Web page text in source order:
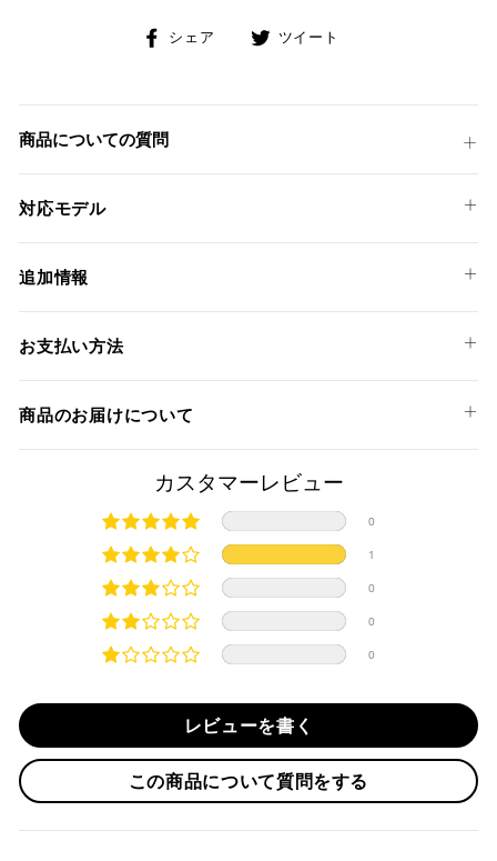
シェア
Facebook
ェ
る
ツイート
稿
商品についての質問
対応モデル
DUCATI
HYPERMOTARD 950 '19-25
HYPERMOTARD 950 RVE '21-25
MONSTER PLUS '21-25
MONSTER 937 SP '23-25
MONSTER 30° ANNIVERSARIO '24-25
MONSTER 1200 '17-21
MONSTER 1200 S '17-21
MULTISTRADA 950 '17-21
MULTISTRADA 950 S '19-21
MULTISTRADA V2 S '22-24
SCRAMBLER ICON '19-22
SCRAMBLER DESERT SLED '19-23
SCRAMBLER CAFE RACER '19-20
SCRAMBLER NIGHTSHIFT '21-22
SCRAMBLER DS FASTHOUSE '21-23
追加情報
スタートボタン
デイタイム・ランニング・ランプ (DRL)
お支払い方法
クレジットカード
上記クレジットカードをご利用頂けます。
分割払い、リボ払い、3Dセキュア対応カードをご利用の
際は、『クレジットカード決済(3Dセキュア) - SBPS』を
ご選択ください。
商品発送時に決済完了となります。
対応支払回数について以下の通りです。
・分割払い (3,5,6,10,12,15,18,20,24回)
※ 分割払い、リボ払いは決済金額が税込10,000円以上の
場合のみご利用いただけます。
※ American Expressでの分割払いのご利用には、事前
商品のお届けについて
商品発送までの日数について
ご希望商品の在庫状況により異なります。 詳しくは該当商品
ページよりご希望のカラー、材質等(オプションがある場合)を
選択後に表示される納期をご確認ください。
国内在庫ありの場合
・平日16時までのご注文、お支払い完了で即日発送いたしま
・前払い決済（銀行振込等）の場合、15時までに弊社でのご
入金確認が完了いたしましたら即日発送いたします。
・お取り寄せ商品等を一緒にご注文の場合は、基本的にはお
取り寄せ商品が揃ってからの発送になります。別で発送をご
カスタマーレビュー
0
1
0
0
0
レビューを書く
この商品について質問をする